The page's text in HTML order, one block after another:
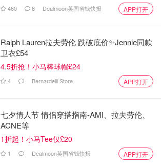
460 8 Dealmoon英国省钱快报 APP打开
Ralph Lauren拉夫劳伦 跌破底价✨Jennie同款
卫衣£54
4.5折抢！小马棒球帽£24
4 Bernardelli Store APP打开
七夕情人节 情侣穿搭指南-AMI、拉夫劳伦、
ACNE等
1折起！小马Tee仅£20
1 Dealmoon英国省钱快报 APP打开